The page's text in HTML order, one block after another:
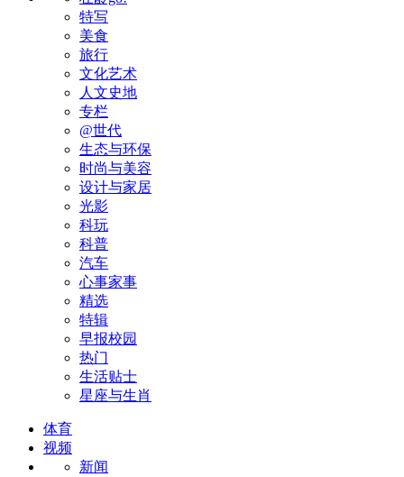
特写
美食
旅行
文化艺术
人文史地
专栏
@世代
生态与环保
时尚与美容
设计与家居
光影
科玩
科普
汽车
心事家事
精选
特辑
早报校园
热门
生活贴士
星座与生肖
体育
视频
新闻